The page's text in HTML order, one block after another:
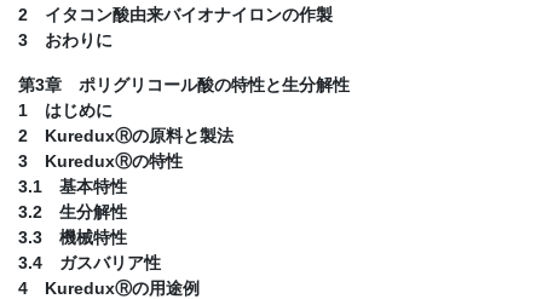
2 イタコン酸由来バイオナイロンの作製
3 おわりに
第3章 ポリグリコール酸の特性と生分解性
1 はじめに
2 KureduxⓇの原料と製法
3 KureduxⓇの特性
3.1 基本特性
3.2 生分解性
3.3 機械特性
3.4 ガスバリア性
4 KureduxⓇの用途例